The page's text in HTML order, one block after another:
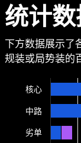
统计
下方数据展示了
规装或局势装的
核心
中路
劣单